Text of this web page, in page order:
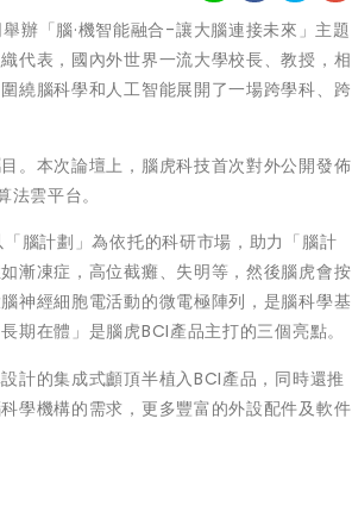
辦 「腦·機智能融合-讓大腦連接未來 」主題
代表，國內外世界一流大學校長、教授，相
繞腦科學和人工智能展開了一場跨學科、跨
。本次論壇上，腦虎科技首次對外公開發佈
雲平台。
「腦計劃 」為依托的科研市場，助力 「腦計
漸凍症，高位截癱、失明等，然後腦虎會按
神經細胞電活動的微電極陣列，是腦科學基
期在體 」 是腦虎BCI產品主打的三個亮點。
計的集成式顱頂半植入BCI產品，同時還推
學機構的需求，更多豐富的外設配件及軟件